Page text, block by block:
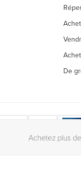
De
Achetez plus de